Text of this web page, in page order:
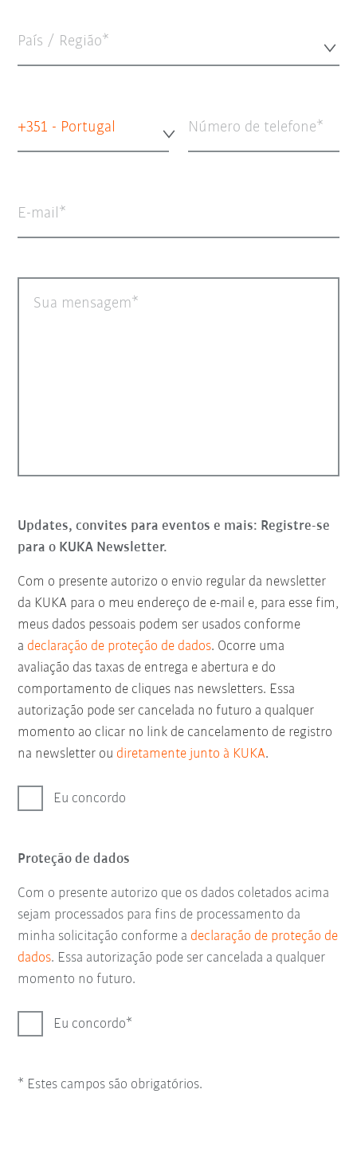
País / Região*
+351 - Portugal Número de telefone
E-mail
Sua mensagem
Updates, convites para eventos e mais: Registre-se
para o KUKA Newsletter.
Com o presente autorizo o envio regular da newsletter
da KUKA para o meu endereço de e-mail e, para esse fim,
meus dados pessoais podem ser usados conforme
a declaração de proteção de dados. Ocorre uma
avaliação das taxas de entrega e abertura e do
comportamento de cliques nas newsletters. Essa
autorização pode ser cancelada no futuro a qualquer
momento ao clicar no link de cancelamento de registro
na newsletter ou diretamente junto à KUKA.
Eu concordo
Proteção de dados
Com o presente autorizo que os dados coletados acima
sejam processados para fins de processamento da
minha solicitação conforme a declaração de proteção de
dados. Essa autorização pode ser cancelada a qualquer
momento no futuro.
Eu concordo
* Estes campos são obrigatórios.